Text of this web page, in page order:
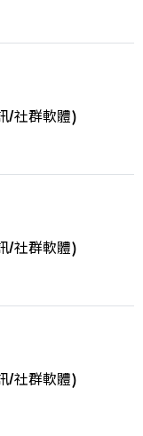
/社群軟體)
/社群軟體)
/社群軟體)